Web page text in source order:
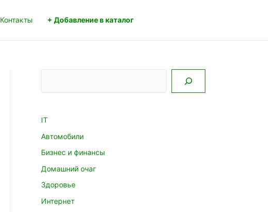
Контакты + Добавление в каталог
IT
Автомобили
Бизнес и финансы
Домашний очаг
Здоровье
Интернет